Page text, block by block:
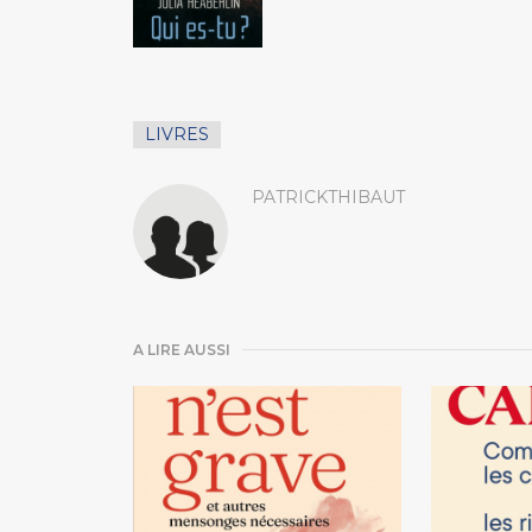
LIVRES
PATRICKTHIBAUT
A LIRE AUSSI